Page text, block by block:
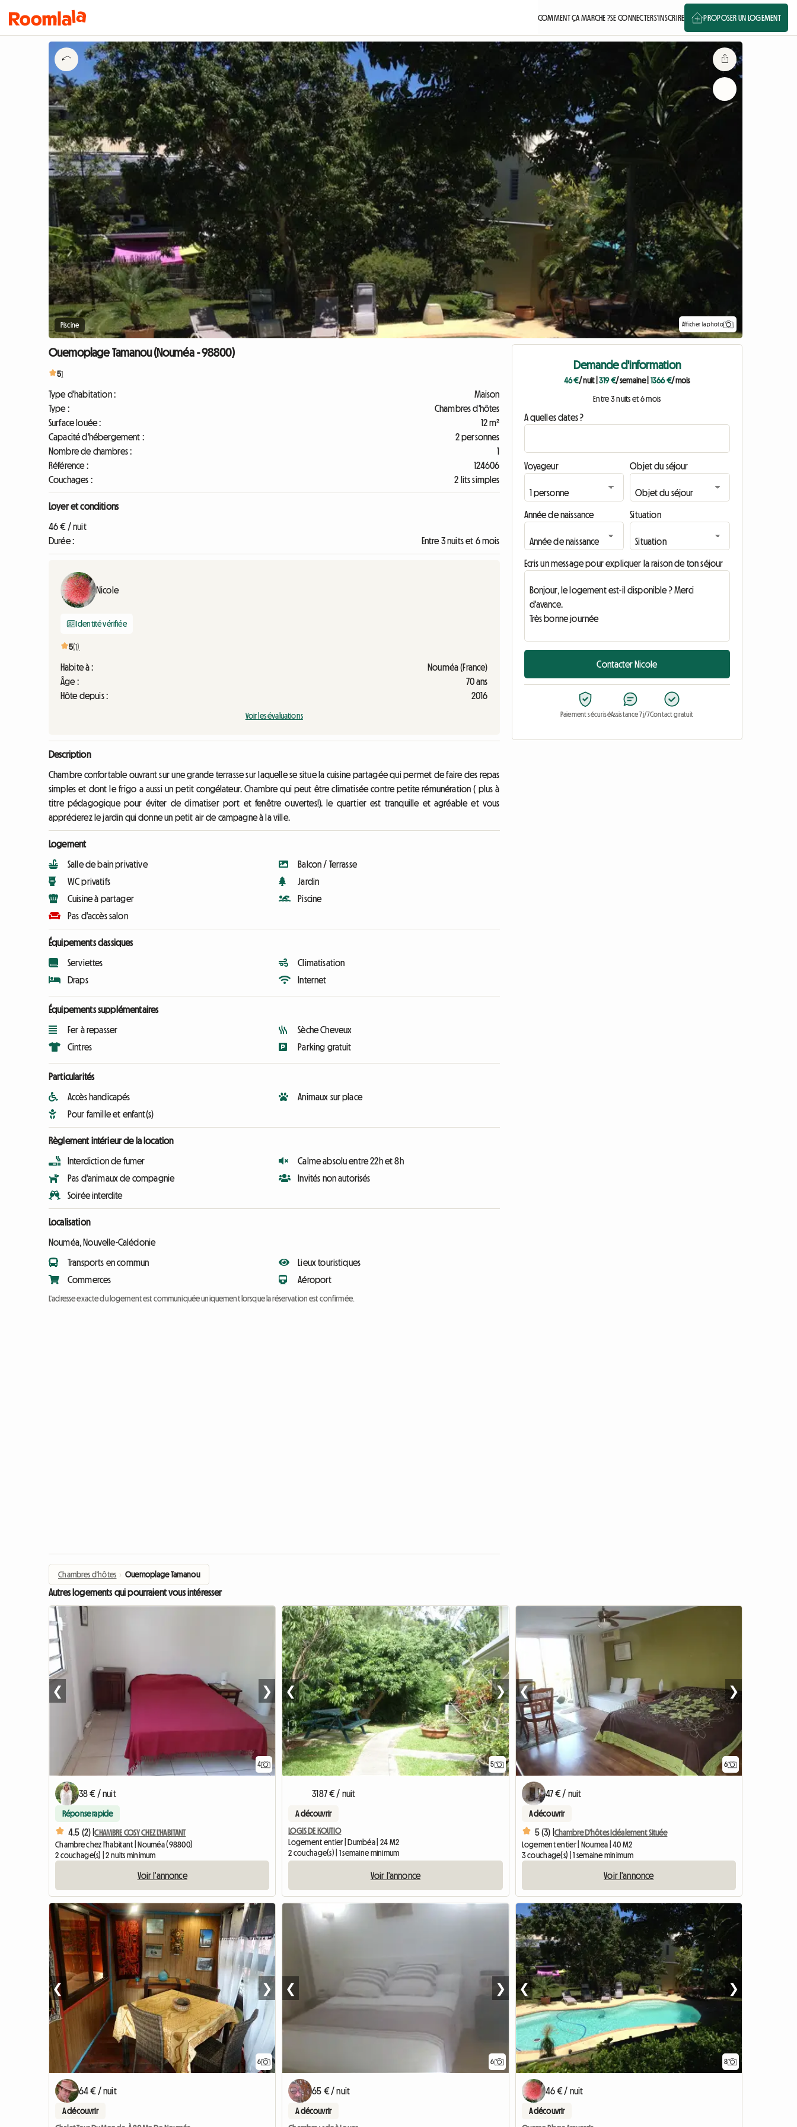
COMMENT ÇA MARCHE ?SE CONNECTERS'INSCRIRE PROPOSER UN LOGEMENT
Piscine Afficher la photo
Ouemoplage Tamanou (Nouméa - 98800)
51
Type d'habitation :
Maison
Type :
Chambres d'hôtes
Surface louée :
12 m²
Capacité d'hébergement :
2 personnes
Nombre de chambres :
1
Référence :
124606
Couchages :
2 lits simples
Loyer et conditions
46 € / nuit
Durée :
Entre 3 nuits et 6 mois
Nicole
Identité vérifiée
5(1)
Habite à :
Nouméa (France)
Âge :
70 ans
Hôte depuis :
2016
Voir les évaluations
Description
Chambre confortable ouvrant sur une grande terrasse sur laquelle se situe la cuisine partagée qui permet de faire des repas
simples et dont le frigo a aussi un petit congélateur. Chambre qui peut être climatisée contre petite rémunération ( plus à
titre pédagogique pour éviter de climatiser port et fenêtre ouvertes!). le quartier est tranquille et agréable et vous
apprécierez le jardin qui donne un petit air de campagne à la ville.
Logement
Salle de bain privative
WC privatifs
Cuisine à partager
Pas d'accès salon
Balcon / Terrasse
Jardin
Piscine
Équipements classiques
Serviettes
Draps
Climatisation
Internet
Équipements supplémentaires
Fer à repasser
Cintres
Sèche Cheveux
Parking gratuit
Particularités
Accès handicapés
Pour famille et enfant(s)
Animaux sur place
Règlement intérieur de la location
Interdiction de fumer
Pas d'animaux de compagnie
Soirée interdite
Calme absolu entre 22h et 8h
Invités non autorisés
Localisation
Nouméa, Nouvelle-Calédonie
Transports en commun
Commerces
Lieux touristiques
Aéroport
L'adresse exacte du logement est communiquée uniquement lorsque la réservation est confirmée.
Demande d'information
46 €/ nuit| 319 €/ semaine| 1366 €/ mois
Entre 3 nuits et 6 mois
A quelles dates ?
Voyageur Objet du séjour
Année de naissance Situation
Ecris un message pour expliquer la raison de ton séjour
Contacter Nicole
Paiement sécuriséAssistance 7j/7Contact gratuit
Chambres d'hôtes › Ouemoplage Tamanou
Autres logements qui pourraient vous intéresser
4
❮ ❯
38 € / nuit
Réponse rapide
4.5 (2) |CHAMBRE COSY CHEZ L'HABITANT
Chambre chez l'habitant | Nouméa (98800)
2 couchage(s) | 2 nuits minimum
Voir l'annonce
5
❮ ❯
3187 € / nuit
A découvrir
LOGIS DE KOUTIO
Logement entier | Dumbéa | 24 M2
2 couchage(s) | 1 semaine minimum
Voir l'annonce
6
❮ ❯
47 € / nuit
A découvrir
5 (3) | Chambre D'hôtes Idéalement Située
Logement entier | Noumea | 40 M2
3 couchage(s) | 1 semaine minimum
Voir l'annonce
6
❮ ❯
64 € / nuit
A découvrir
6
❮ ❯
65 € / nuit
A découvrir
8
❮ ❯
46 € / nuit
A découvrir